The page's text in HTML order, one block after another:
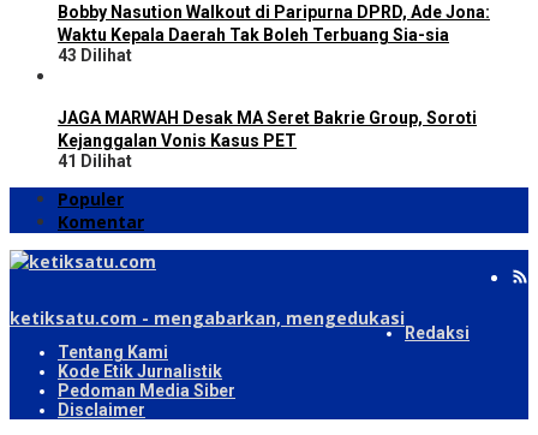
Bobby Nasution Walkout di Paripurna DPRD, Ade Jona:
Waktu Kepala Daerah Tak Boleh Terbuang Sia-sia
43 Dilihat
JAGA MARWAH Desak MA Seret Bakrie Group, Soroti
Kejanggalan Vonis Kasus PET
41 Dilihat
Populer
Komentar
ketiksatu.com - mengabarkan, mengedukasi
Redaksi
Tentang Kami
Kode Etik Jurnalistik
Pedoman Media Siber
Disclaimer